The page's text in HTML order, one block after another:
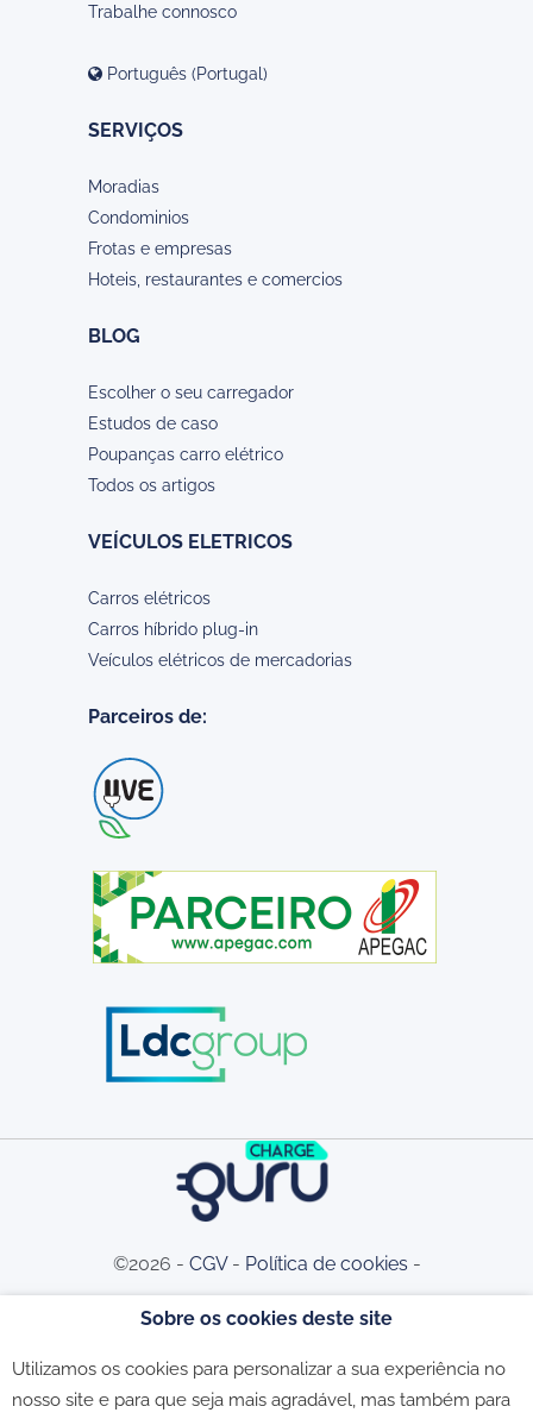
Trabalhe connosco
Português (Portugal)
SERVIÇOS
Moradias
Condominios
Frotas e empresas
Hoteis, restaurantes e comercios
BLOG
Escolher o seu carregador
Estudos de caso
Poupanças carro elétrico
Todos os artigos
VEÍCULOS ELETRICOS
Carros elétricos
Carros híbrido plug-in
Veículos elétricos de mercadorias
Parceiros de:
©2026 - CGV- Política de cookies -
Sobre os cookies deste site
Utilizamos os cookies para personalizar a sua experiência no
nosso site e para que seja mais agradável, mas também para